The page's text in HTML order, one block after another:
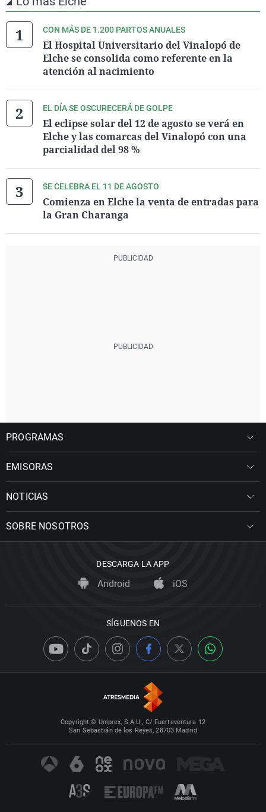
CON MÁS DE 1.200 PARTOS ANUALES
El Hospital Universitario del Vinalopó de
Elche se consolida como referente en la
atención al nacimiento
EL DÍA SE OSCURECERÁ DE GOLPE
El eclipse solar del 12 de agosto se verá en
Elche y las comarcas del Vinalopó con una
parcialidad del 98 %
SE CELEBRA EL 11 DE AGOSTO
Comienza en Elche la venta de entradas para
la Gran Charanga
PROGRAMAS
EMISORAS
NOTICIAS
SOBRE NOSOTROS
DESCARGA LA APP
Android iOS
SÍGUENOS EN
Copyright © Uniprex, S.A.U., C/ Fuerteventura 12
San Sebastián de los Reyes, 28703 Madrid